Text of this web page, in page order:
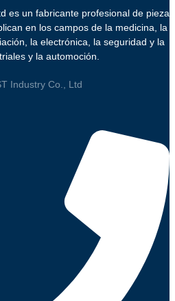
es un fabricante profesional de piezas
en los campos de la medicina, la
la electrónica, la seguridad y la
y la automoción.
Industry Co., Ltd